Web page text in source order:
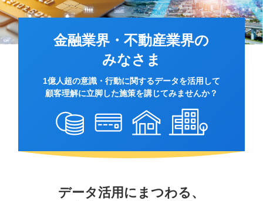
金融業界・不動産業界の
みなさま
1億人超の意識・行動に関するデータを活用して
顧客理解に立脚した施策を講じてみませんか？
データ活用にまつわる、